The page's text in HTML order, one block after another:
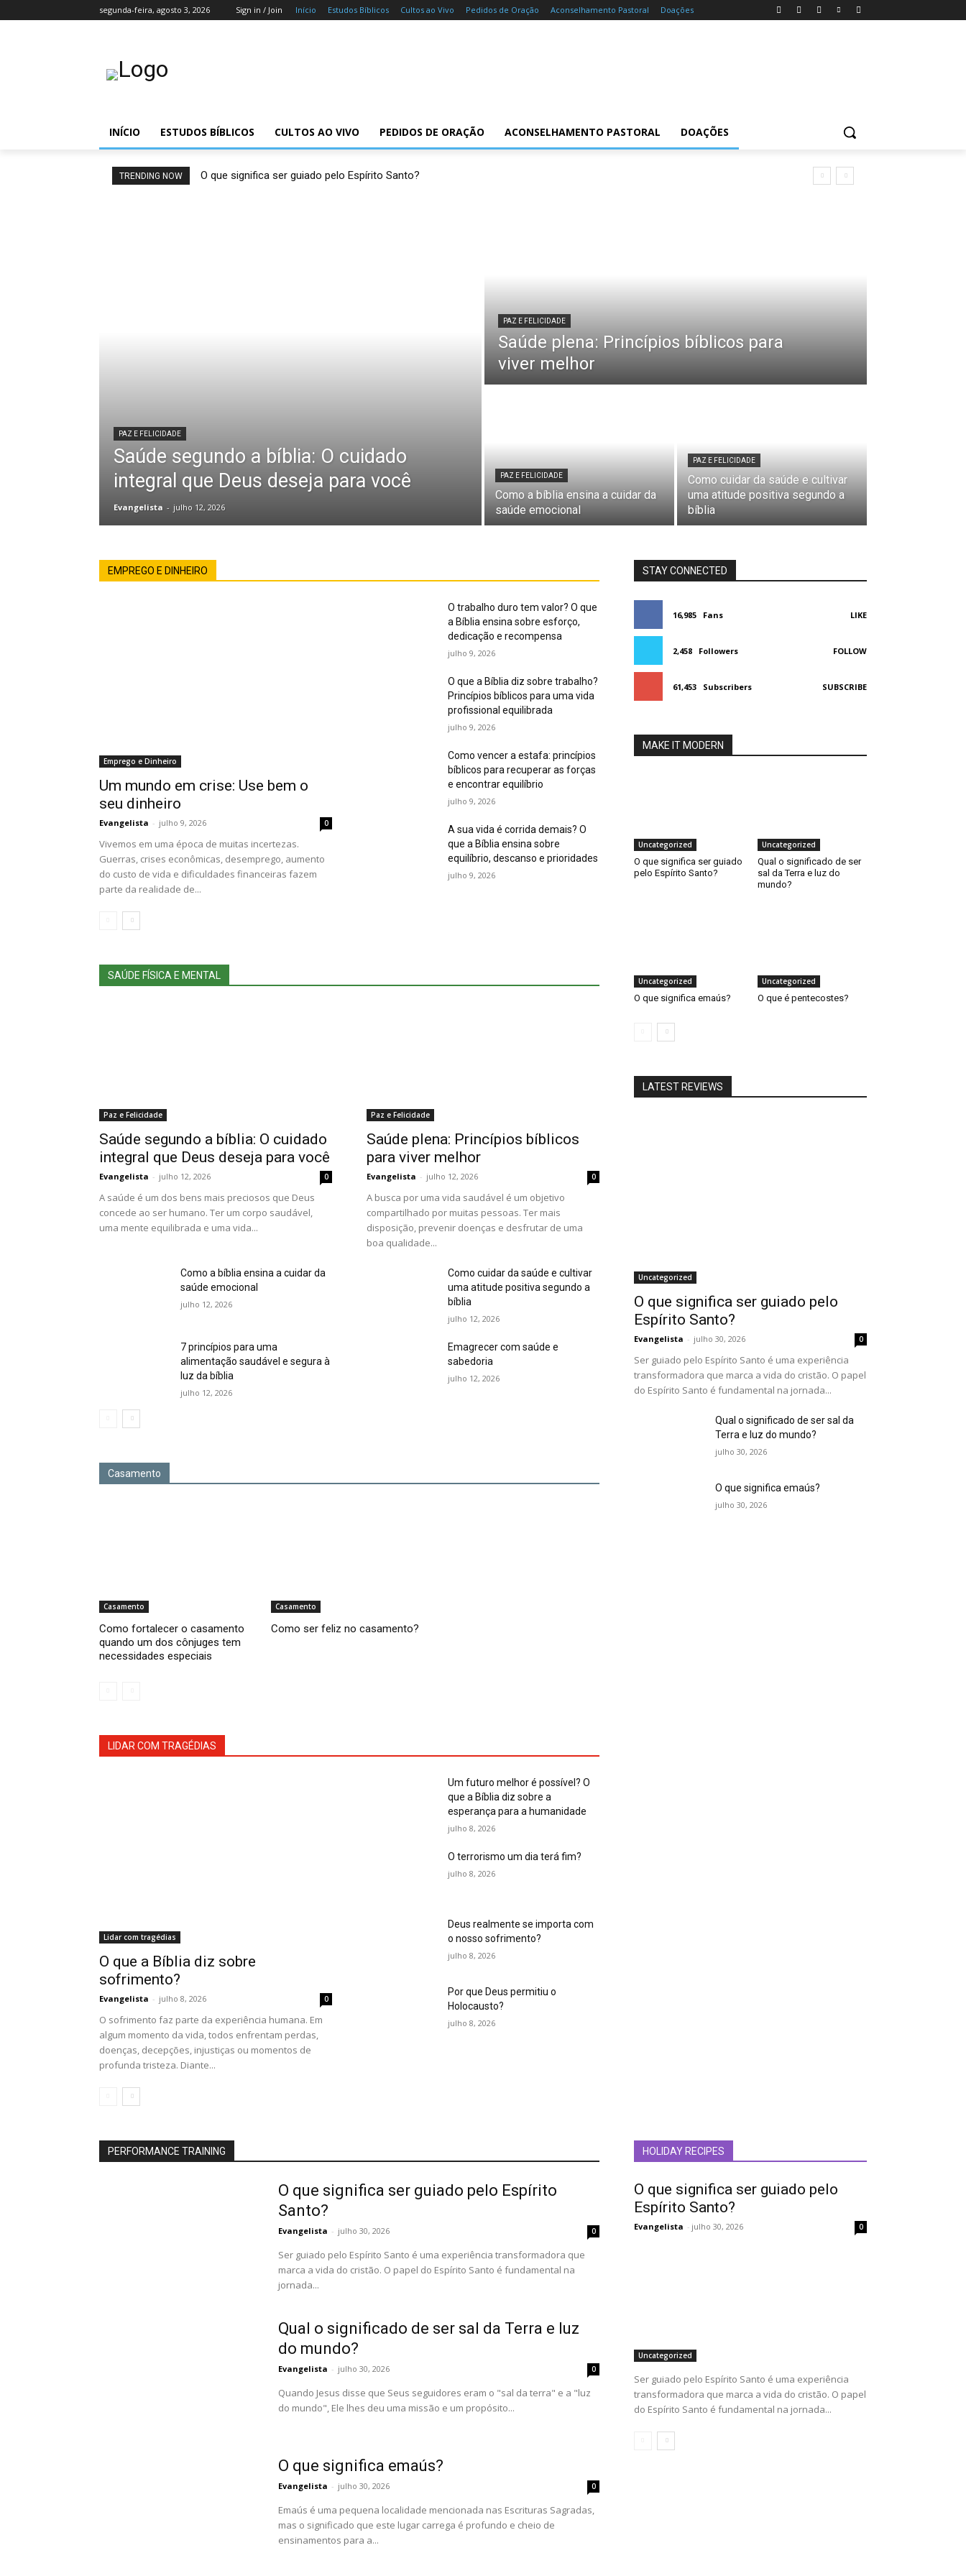
segunda-feira, agosto 3, 2026 Sign in / Join Início Estudos Bíblicos Cultos ao Vivo Pedidos de Oração Aconselhamento Pastoral Doações
INÍCIO ESTUDOS BÍBLICOS CULTOS AO VIVO PEDIDOS DE ORAÇÃO ACONSELHAMENTO PASTORAL DOAÇÕES
TRENDING NOW O que significa ser guiado pelo Espírito Santo?
PAZ E FELICIDADE
Saúde segundo a bíblia: O cuidado
integral que Deus deseja para você
Evangelista - julho 12, 2026
PAZ E FELICIDADE
Saúde plena: Princípios bíblicos para
viver melhor
PAZ E FELICIDADE
Como a bíblia ensina a cuidar da
saúde emocional
PAZ E FELICIDADE
Como cuidar da saúde e cultivar
uma atitude positiva segundo a
bíblia
EMPREGO E DINHEIRO
Emprego e Dinheiro
Um mundo em crise: Use bem o
seu dinheiro
Evangelista - julho 9, 2026 0
Vivemos em uma época de muitas incertezas.
Guerras, crises econômicas, desemprego, aumento
do custo de vida e dificuldades financeiras fazem
parte da realidade de...
O trabalho duro tem valor? O que
a Bíblia ensina sobre esforço,
dedicação e recompensa
julho 9, 2026
O que a Bíblia diz sobre trabalho?
Princípios bíblicos para uma vida
profissional equilibrada
julho 9, 2026
Como vencer a estafa: princípios
bíblicos para recuperar as forças
e encontrar equilíbrio
julho 9, 2026
A sua vida é corrida demais? O
que a Bíblia ensina sobre
equilíbrio, descanso e prioridades
julho 9, 2026
SAÚDE FÍSICA E MENTAL
Paz e Felicidade
Saúde segundo a bíblia: O cuidado
integral que Deus deseja para você
Evangelista - julho 12, 2026 0
A saúde é um dos bens mais preciosos que Deus
concede ao ser humano. Ter um corpo saudável,
uma mente equilibrada e uma vida...
Paz e Felicidade
Saúde plena: Princípios bíblicos
para viver melhor
Evangelista - julho 12, 2026 0
A busca por uma vida saudável é um objetivo
compartilhado por muitas pessoas. Ter mais
disposição, prevenir doenças e desfrutar de uma
boa qualidade...
Como a bíblia ensina a cuidar da
saúde emocional
julho 12, 2026
Como cuidar da saúde e cultivar
uma atitude positiva segundo a
bíblia
julho 12, 2026
7 princípios para uma
alimentação saudável e segura à
luz da bíblia
julho 12, 2026
Emagrecer com saúde e
sabedoria
julho 12, 2026
Casamento
Casamento
Como fortalecer o casamento
quando um dos cônjuges tem
necessidades especiais
Casamento
Como ser feliz no casamento?
LIDAR COM TRAGÉDIAS
Lidar com tragédias
O que a Bíblia diz sobre
sofrimento?
Evangelista - julho 8, 2026 0
O sofrimento faz parte da experiência humana. Em
algum momento da vida, todos enfrentam perdas,
doenças, decepções, injustiças ou momentos de
profunda tristeza. Diante...
Um futuro melhor é possível? O
que a Bíblia diz sobre a
esperança para a humanidade
julho 8, 2026
O terrorismo um dia terá fim?
julho 8, 2026
Deus realmente se importa com
o nosso sofrimento?
julho 8, 2026
Por que Deus permitiu o
Holocausto?
julho 8, 2026
STAY CONNECTED
16,985 Fans LIKE
2,458 Followers FOLLOW
61,453 Subscribers SUBSCRIBE
MAKE IT MODERN
Uncategorized
O que significa ser guiado
pelo Espírito Santo?
Uncategorized
Qual o significado de ser
sal da Terra e luz do
mundo?
Uncategorized
O que significa emaús?
Uncategorized
O que é pentecostes?
LATEST REVIEWS
Uncategorized
O que significa ser guiado pelo
Espírito Santo?
Evangelista - julho 30, 2026 0
Ser guiado pelo Espírito Santo é uma experiência
transformadora que marca a vida do cristão. O papel
do Espírito Santo é fundamental na jornada...
Qual o significado de ser sal da
Terra e luz do mundo?
julho 30, 2026
O que significa emaús?
julho 30, 2026
PERFORMANCE TRAINING
O que significa ser guiado pelo Espírito
Santo?
Evangelista - julho 30, 2026 0
Ser guiado pelo Espírito Santo é uma experiência transformadora que
marca a vida do cristão. O papel do Espírito Santo é fundamental na
jornada...
Qual o significado de ser sal da Terra e luz
do mundo?
Evangelista - julho 30, 2026 0
Quando Jesus disse que Seus seguidores eram o "sal da terra" e a "luz
do mundo", Ele lhes deu uma missão e um propósito...
O que significa emaús?
Evangelista - julho 30, 2026 0
Emaús é uma pequena localidade mencionada nas Escrituras Sagradas,
mas o significado que este lugar carrega é profundo e cheio de
ensinamentos para a...
HOLIDAY RECIPES
O que significa ser guiado pelo
Espírito Santo?
Evangelista - julho 30, 2026 0
Uncategorized
Ser guiado pelo Espírito Santo é uma experiência
transformadora que marca a vida do cristão. O papel
do Espírito Santo é fundamental na jornada...